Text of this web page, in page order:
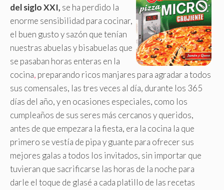
del siglo XXI, se ha perdido la
enorme sensibilidad para cocinar,
el buen gusto y sazón que tenían
nuestras abuelas y bisabuelas que
se pasaban horas enteras en la
cocina, preparando ricos manjares para agradar a todos
sus comensales, las tres veces al día, durante los 365
días del año, y en ocasiones especiales, como los
cumpleaños de sus seres más cercanos y queridos,
antes de que empezara la fiesta, era la cocina la que
primero se vestía de pipa y guante para ofrecer sus
mejores galas a todos los invitados, sin importar que
tuvieran que sacrificarse las horas de la noche para
darle el toque de glasé a cada platillo de las recetas